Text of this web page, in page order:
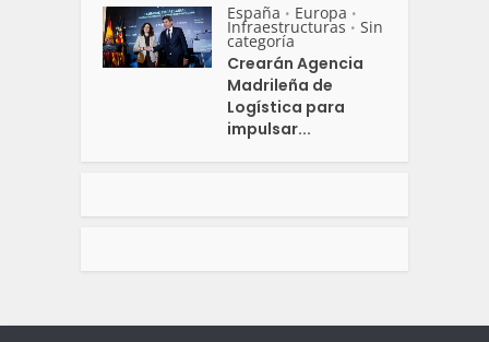
España • Europa •
Infraestructuras • Sin
categoría
Crearán Agencia
Madrileña de
Logística para
impulsar...